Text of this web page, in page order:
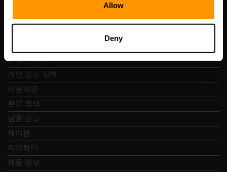
Allow
Deny
빠른 탐색
콘택트 렌즈
개인 정보 정책
이용약관
환불 정책
남용 신고
제어판
지원하다
채용 정보